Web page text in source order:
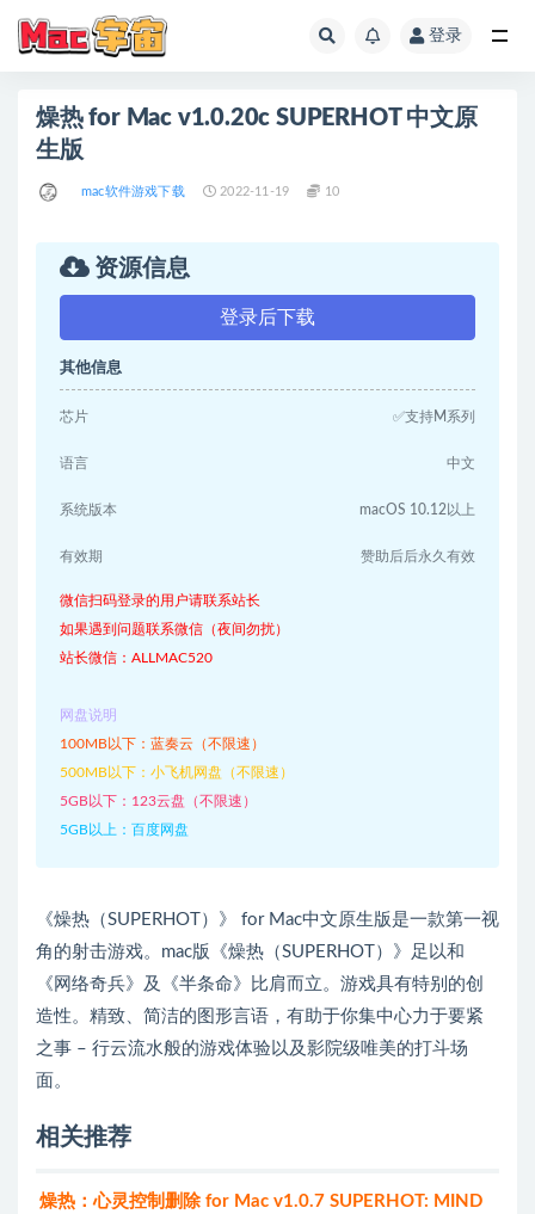
登录
燥热 for Mac v1.0.20c SUPERHOT 中文原
生版
mac软件游戏下载 2022-11-19 10
资源信息
登录后下载
其他信息
芯片 ✅支持M系列
语言 中文
系统版本 macOS 10.12以上
有效期 赞助后后永久有效
微信扫码登录的用户请联系站长
如果遇到问题联系微信（夜间勿扰）
站长微信：ALLMAC520
网盘说明
100MB以下：蓝奏云（不限速）
500MB以下：小飞机网盘（不限速）
5GB以下：123云盘（不限速）
5GB以上：百度网盘
《燥热（SUPERHOT）》 for Mac中文原生版是一款第一视
角的射击游戏。mac版《燥热（SUPERHOT）》足以和
《网络奇兵》及《半条命》比肩而立。游戏具有特别的创
造性。精致、简洁的图形言语，有助于你集中心力于要紧
之事 – 行云流水般的游戏体验以及影院级唯美的打斗场
面。
相关推荐
燥热：心灵控制删除 for Mac v1.0.7 SUPERHOT: MIND